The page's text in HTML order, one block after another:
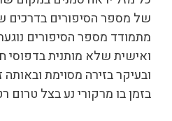
של מספר הסיפורים בדרכים
מתמודד מספר הסיפורים
ואישית שלא מותנית
ובעיקר בזירה מסוימת
בזמן בו מרקורי נע בצל טרום